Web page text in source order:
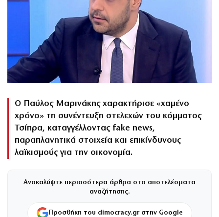
Ο Παύλος Μαρινάκης χαρακτήρισε «χαμένο
χρόνο» τη συνέντευξη στελεχών του κόμματος
Τσίπρα, καταγγέλλοντας fake news,
παραπλανητικά στοιχεία και επικίνδυνους
λαϊκισμούς για την οικονομία.
Ανακαλύψτε περισσότερα άρθρα στα αποτελέσματα
αναζήτησης.
Προσθήκη του dimocracy.gr στην Google